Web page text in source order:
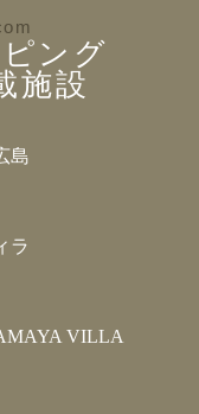
ング
施設
島
ラ
VILLA